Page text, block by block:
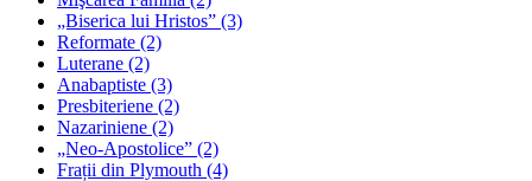
„Biserica lui Hristos” (3)
Reformate (2)
Luterane (2)
Anabaptiste (3)
Presbiteriene (2)
Nazariniene (2)
„Neo-Apostolice” (2)
Frații din Plymouth (4)